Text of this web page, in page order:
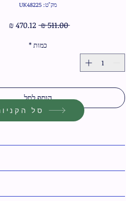
מק"ט: UK48225
‏511.00 ‏₪
מחיר
‏470.12 ‏₪
כמות *
הוסף לסל
סל